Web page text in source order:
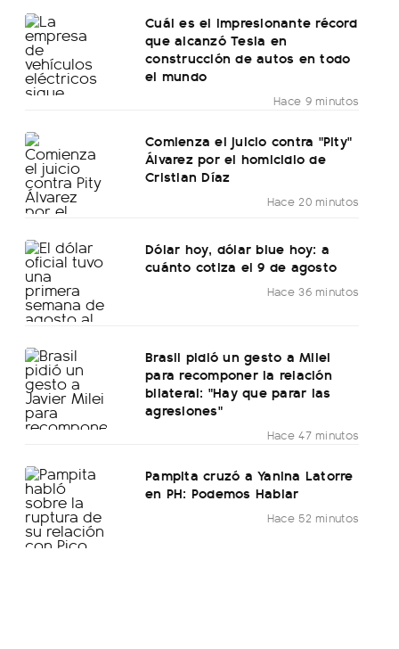
Cuál es el impresionante récord
que alcanzó Tesla en
construcción de autos en todo
el mundo
Hace 9 minutos
Comienza el juicio contra "Pity"
Álvarez por el homicidio de
Cristian Díaz
Hace 20 minutos
Dólar hoy, dólar blue hoy: a
cuánto cotiza el 9 de agosto
Hace 36 minutos
Brasil pidió un gesto a Milei
para recomponer la relación
bilateral: "Hay que parar las
agresiones"
Hace 47 minutos
Pampita cruzó a Yanina Latorre
en PH: Podemos Hablar
Hace 52 minutos